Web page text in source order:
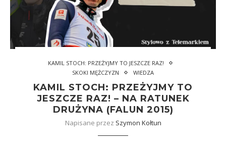
KAMIL STOCH: PRZEŻYJMY TO JESZCZE RAZ!
SKOKI MĘŻCZYZN
WIEDZA
KAMIL STOCH: PRZEŻYJMY TO
JESZCZE RAZ! – NA RATUNEK
DRUŻYNA (FALUN 2015)
Napisane przez Szymon Kołtun